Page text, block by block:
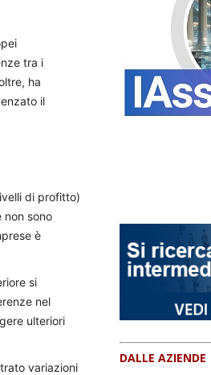
tra i
ha
il
di profitto)
non sono
è
si
nel
ulteriori
variazioni
DALLE AZIENDE